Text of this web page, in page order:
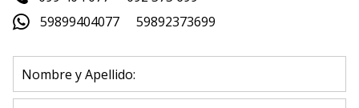
59899404077
59892373699